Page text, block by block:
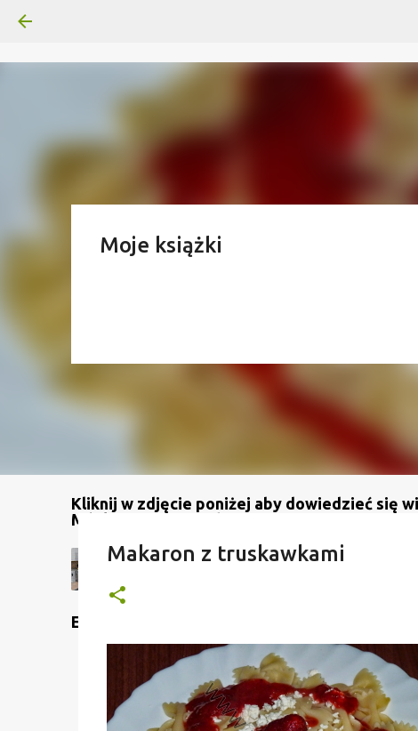
Kliknij w zdjęcie poniżej aby dowiedzieć się
Moje książki
Mój kanał na YouTube
Etykiety
Makaron z truskawkami